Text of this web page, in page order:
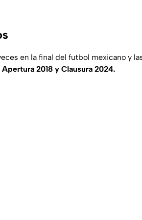
en la final del futbol mexicano y
Apertura 2018 y Clausura 2024.